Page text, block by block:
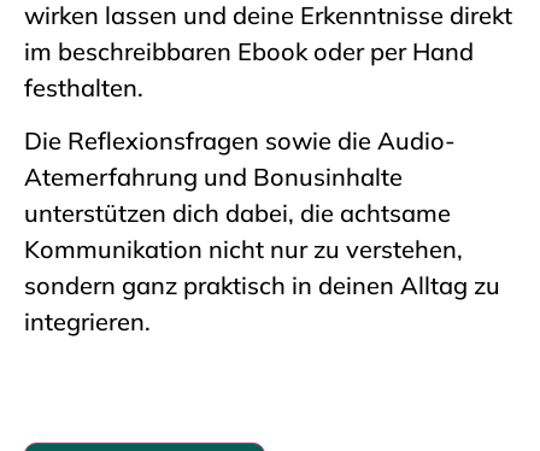
wirken lassen und deine Erkenntnisse direkt
im beschreibbaren Ebook oder per Hand
festhalten.
Die Reflexionsfragen sowie die Audio-
Atemerfahrung und Bonusinhalte
unterstützen dich dabei, die achtsame
Kommunikation nicht nur zu verstehen,
sondern ganz praktisch in deinen Alltag zu
integrieren.